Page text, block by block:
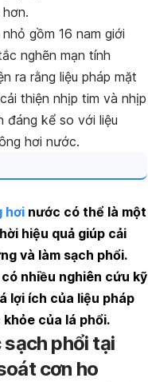
gồm 16 nam giới
nghẽn mạn tính
ra rằng liệu pháp mặt
thiện nhịp tim và nhịp
đáng kể so với liệu
hơi nước.
hơi nước có thể là một
hiệu quả giúp cải
và làm sạch phổi.
nhiều nghiên cứu kỹ
lợi ích của liệu pháp
của lá phổi.
sạch phổi tại
cơn ho